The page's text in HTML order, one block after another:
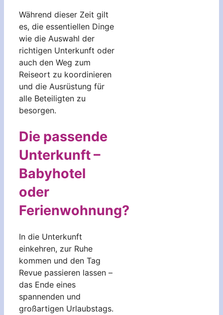
Während dieser Zeit gilt
es, die essentiellen Dinge
wie die Auswahl der
richtigen Unterkunft oder
auch den Weg zum
Reiseort zu koordinieren
und die Ausrüstung für
alle Beteiligten zu
besorgen.
Die passende
Unterkunft –
Babyhotel
oder
Ferienwohnung?
In die Unterkunft
einkehren, zur Ruhe
kommen und den Tag
Revue passieren lassen –
das Ende eines
spannenden und
großartigen Urlaubstags.